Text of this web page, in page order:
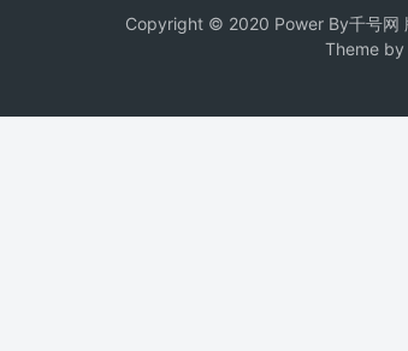
Copyright © 2020 Power By千号网
Theme by